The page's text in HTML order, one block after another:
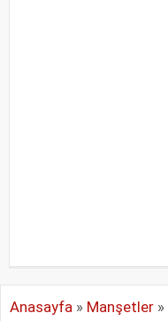
Anasayfa » Manşetler »